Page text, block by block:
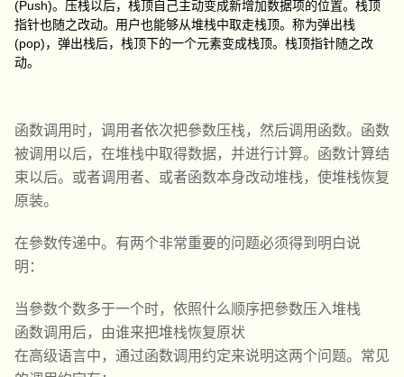
(Push)。压栈以后，栈顶自己主动变成新增加数据项的位置。栈顶
指针也随之改动。用户也能够从堆栈中取走栈顶。称为弹出栈
(pop)，弹出栈后，栈顶下的一个元素变成栈顶。栈顶指针随之改
动。
函数调用时，调用者依次把參数压栈，然后调用函数。函数
被调用以后，在堆栈中取得数据，并进行计算。函数计算结
束以后。或者调用者、或者函数本身改动堆栈，使堆栈恢复
原装。
在參数传递中。有两个非常重要的问题必须得到明白说
明：
当參数个数多于一个时，依照什么顺序把參数压入堆栈
函数调用后，由谁来把堆栈恢复原状
在高级语言中，通过函数调用约定来说明这两个问题。常见